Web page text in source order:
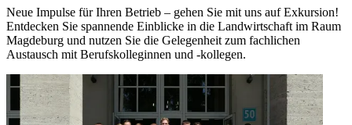
Neue Impulse für Ihren Betrieb – gehen Sie mit uns auf Exkursion!
Entdecken Sie spannende Einblicke in die Landwirtschaft im Raum
Magdeburg und nutzen Sie die Gelegenheit zum fachlichen
Austausch mit Berufskolleginnen und -kollegen.